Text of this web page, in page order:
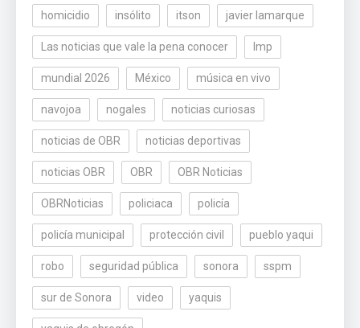
homicidio insólito itson javier lamarque
Las noticias que vale la pena conocer lmp
mundial 2026 México música en vivo
navojoa nogales noticias curiosas
noticias de OBR noticias deportivas
noticias OBR OBR OBR Noticias
OBRNoticias policiaca policía
policía municipal protección civil pueblo yaqui
robo seguridad pública sonora sspm
sur de Sonora video yaquis